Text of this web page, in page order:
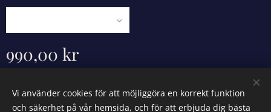
990,00 kr
Powered byWebnode Cookies
Vi använder cookies för att möjliggöra en korrekt funktion
och säkerhet på vår hemsida, och för att erbjuda dig bästa